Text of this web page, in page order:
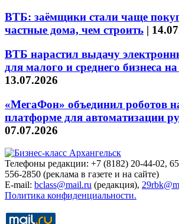
ВТБ: заёмщики стали чаще
частные дома, чем строить |
ВТБ нарастил выдачу
для малого и среднего бизнеса
13.07.2026
«МегаФон» объединил роботов
платформе для автоматизации
07.07.2026
Телефоны редакции: +7 (8182) 20-44-02,
556-2850 (реклама в газете и на сайте)
E-mail: bclass@mail.ru (редакция),
Политика конфиденциальности.